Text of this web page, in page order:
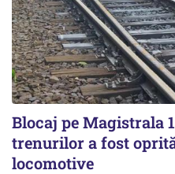
Blocaj pe Magistrala
trenurilor a fost
locomotive